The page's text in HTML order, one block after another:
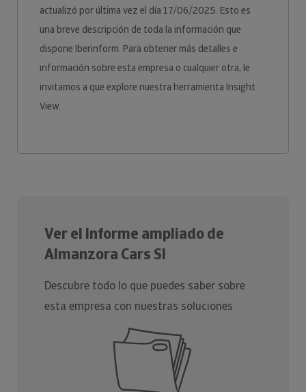
actualizó por última vez el día 17/06/2025. Esto es
una breve descripción de toda la información que
dispone Iberinform. Para obtener más detalles e
información sobre esta empresa o cualquier otra, le
invitamos a que explore nuestra herramienta Insight
View.
Ver el Informe ampliado de
Almanzora Cars Sl
Descubre todo lo que puedes saber sobre
esta empresa con nuestras soluciones